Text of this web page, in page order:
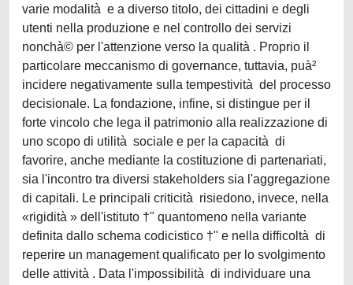
varie modalità e a diverso titolo, dei cittadini e degli
utenti nella produzione e nel controllo dei servizi
nonchà© per l'attenzione verso la qualità . Proprio il
particolare meccanismo di governance, tuttavia, puà²
incidere negativamente sulla tempestività del processo
decisionale. La fondazione, infine, si distingue per il
forte vincolo che lega il patrimonio alla realizzazione di
uno scopo di utilità sociale e per la capacità di
favorire, anche mediante la costituzione di partenariati,
sia l'incontro tra diversi stakeholders sia l'aggregazione
di capitali. Le principali criticità risiedono, invece, nella
«rigidità » dell'istituto †" quantomeno nella variante
definita dallo schema codicistico †" e nella difficoltà di
reperire un management qualificato per lo svolgimento
delle attività . Data l'impossibilità di individuare una